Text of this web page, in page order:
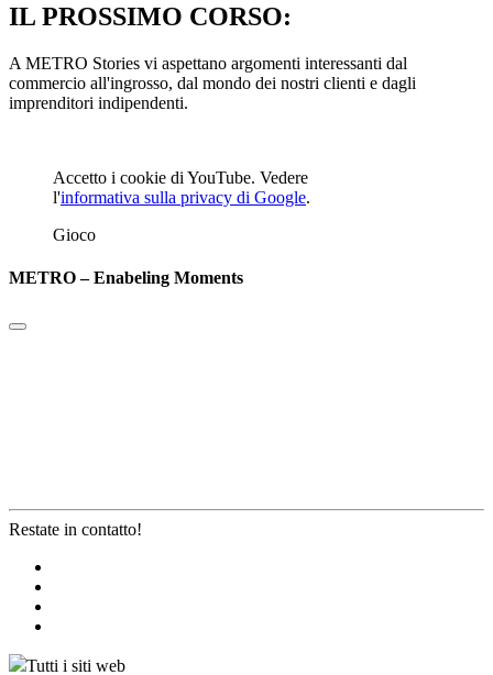
IL PROSSIMO CORSO:
A METRO Stories vi aspettano argomenti interessanti dal
commercio all'ingrosso, dal mondo dei nostri clienti e dagli
imprenditori indipendenti.
Accetto i cookie di YouTube. Vedere
l'informativa sulla privacy di Google.
Gioco
METRO – Enabeling Moments
Restate in contatto!
Tutti i siti web